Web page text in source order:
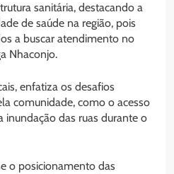
sanitária, destacando a
de saúde na região, pois
a buscar atendimento no
Nhaconjo.
enfatiza os desafios
comunidade, como o acesso
inundação das ruas durante o
o posicionamento das